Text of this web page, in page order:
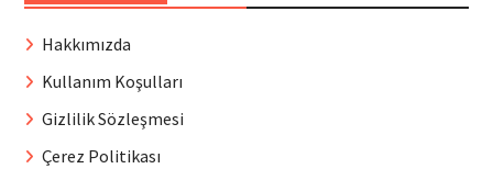
Hakkımızda
Kullanım Koşulları
Gizlilik Sözleşmesi
Çerez Politikası